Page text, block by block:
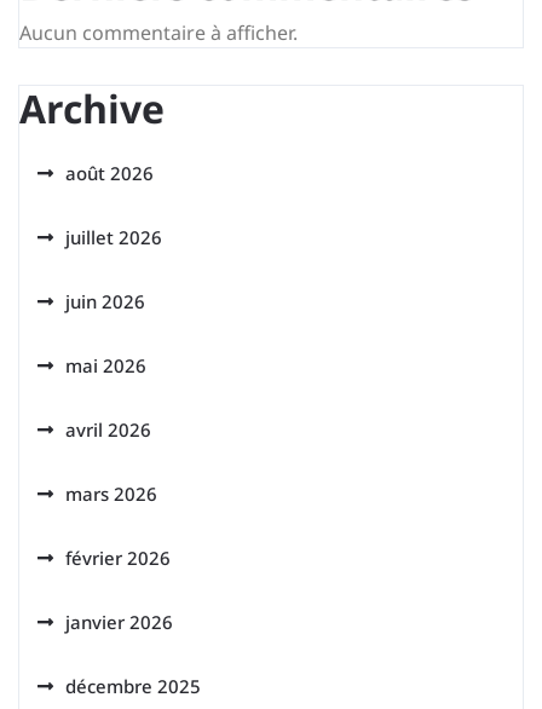
Aucun commentaire à afficher.
Archive
août 2026
juillet 2026
juin 2026
mai 2026
avril 2026
mars 2026
février 2026
janvier 2026
décembre 2025